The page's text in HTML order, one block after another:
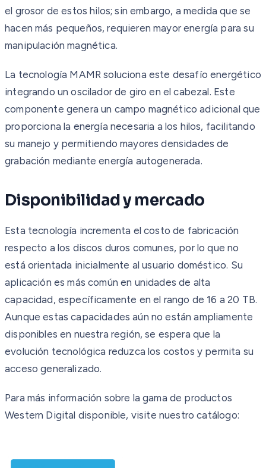
el grosor de estos hilos; sin embargo, a medida que se
hacen más pequeños, requieren mayor energía para su
manipulación magnética.
La tecnología MAMR soluciona este desafío energético
integrando un oscilador de giro en el cabezal. Este
componente genera un campo magnético adicional que
proporciona la energía necesaria a los hilos, facilitando
su manejo y permitiendo mayores densidades de
grabación mediante energía autogenerada.
Disponibilidad y mercado
Esta tecnología incrementa el costo de fabricación
respecto a los discos duros comunes, por lo que no
está orientada inicialmente al usuario doméstico. Su
aplicación es más común en unidades de alta
capacidad, específicamente en el rango de 16 a 20 TB.
Aunque estas capacidades aún no están ampliamente
disponibles en nuestra región, se espera que la
evolución tecnológica reduzca los costos y permita su
acceso generalizado.
Para más información sobre la gama de productos
Western Digital disponible, visite nuestro catálogo: